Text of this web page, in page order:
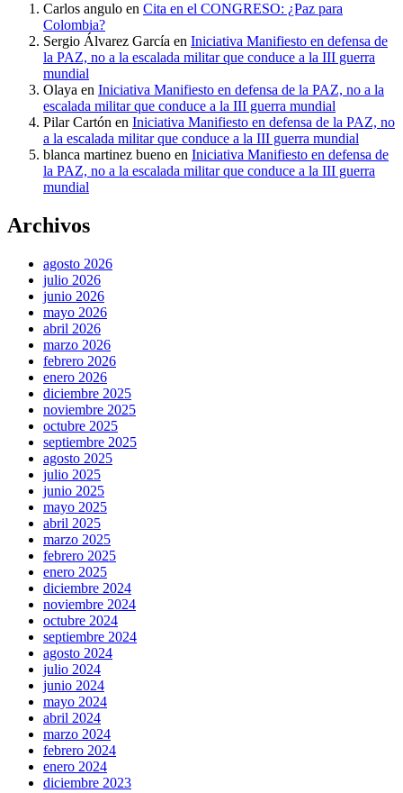
Carlos angulo en Cita en el CONGRESO: ¿Paz para
Colombia?
Sergio Álvarez García en Iniciativa Manifiesto en defensa de
la PAZ, no a la escalada militar que conduce a la III guerra
mundial
Olaya en Iniciativa Manifiesto en defensa de la PAZ, no a la
escalada militar que conduce a la III guerra mundial
Pilar Cartón en Iniciativa Manifiesto en defensa de la PAZ, no
a la escalada militar que conduce a la III guerra mundial
blanca martinez bueno en Iniciativa Manifiesto en defensa de
la PAZ, no a la escalada militar que conduce a la III guerra
mundial
Archivos
agosto 2026
julio 2026
junio 2026
mayo 2026
abril 2026
marzo 2026
febrero 2026
enero 2026
diciembre 2025
noviembre 2025
octubre 2025
septiembre 2025
agosto 2025
julio 2025
junio 2025
mayo 2025
abril 2025
marzo 2025
febrero 2025
enero 2025
diciembre 2024
noviembre 2024
octubre 2024
septiembre 2024
agosto 2024
julio 2024
junio 2024
mayo 2024
abril 2024
marzo 2024
febrero 2024
enero 2024
diciembre 2023